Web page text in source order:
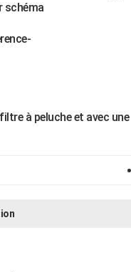
schéma
à peluche et avec une